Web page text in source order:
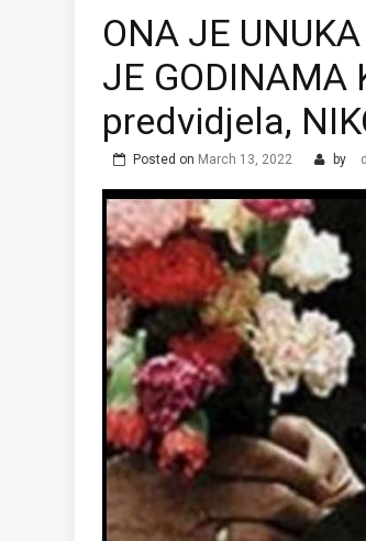
ONA JE
JE GODINAMA
predvidjela,
Posted on March 13, 2022 by